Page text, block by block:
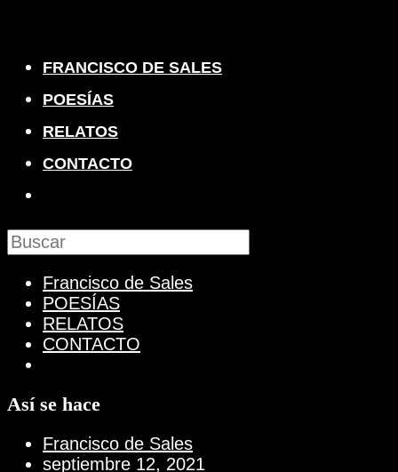
FRANCISCO DE SALES
POESÍAS
RELATOS
CONTACTO
BÚSQUEDA
DE
LA
WEB
Francisco de Sales
POESÍAS
RELATOS
CONTACTO
de
web
Así se hace
Autor
de
Francisco de Sales
Publicación
septiembre 12, 2021